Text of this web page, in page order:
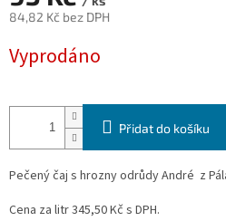
84,82 Kč bez DPH
cena:
Vyprodáno
Přidat do košíku
Pečený čaj s hrozny odrůdy André z
Cena za litr 345,50 Kč s DPH.